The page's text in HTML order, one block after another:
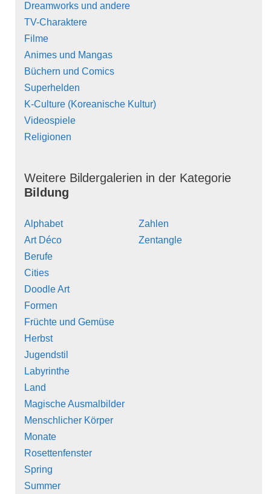
Dreamworks und andere
TV-Charaktere
Filme
Animes und Mangas
Büchern und Comics
Superhelden
K-Culture (Koreanische Kultur)
Videospiele
Religionen
Weitere Bildergalerien in der Kategorie
Bildung
Alphabet
Art Déco
Berufe
Cities
Doodle Art
Formen
Früchte und Gemüse
Herbst
Jugendstil
Labyrinthe
Land
Magische Ausmalbilder
Menschlicher Körper
Monate
Rosettenfenster
Spring
Summer
Zahlen
Zentangle